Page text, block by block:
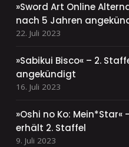
»Sword Art Online
nach 5 Jahren
22. Juli 2023
»Sabikui Bisco« – 2.
angekündigt
16. Juli 2023
»Oshi no Ko:
erhält 2. Staffel
9. Juli 2023